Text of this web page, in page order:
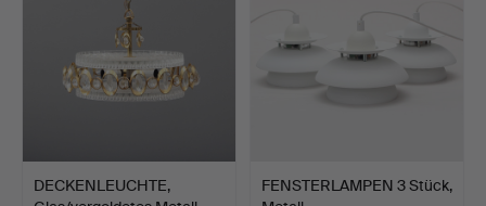
DECKENLEUCHTE,
FENSTERLAMPEN 3 Stück,